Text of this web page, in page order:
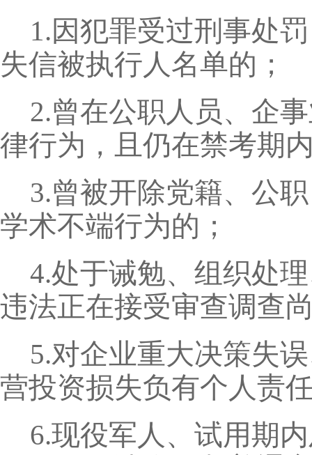
1.因犯罪受过刑事处
失信被执行人名单的；
2.曾在公职人员、企
律行为，且仍在禁考期
3.曾被开除党籍、公
学术不端行为的；
4.处于诫勉、组织处
违法正在接受审查调查
5.对企业重大决策失
营投资损失负有个人责
6.现役军人、试用期